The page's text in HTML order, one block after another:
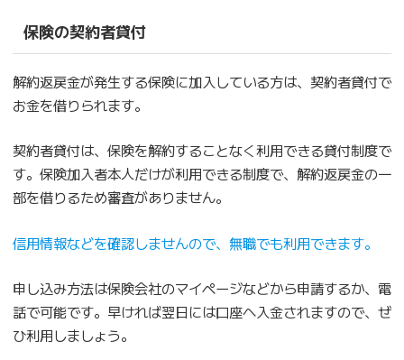
保険の契約者貸付
解約返戻金が発生する保険に加入している方は、契約者貸付で
お金を借りられます。
契約者貸付は、保険を解約することなく利用できる貸付制度で
す。保険加入者本人だけが利用できる制度で、解約返戻金の一
部を借りるため審査がありません。
信用情報などを確認しませんので、無職でも利用できます。
申し込み方法は保険会社のマイページなどから申請するか、電
話で可能です。早ければ翌日には口座へ入金されますので、ぜ
ひ利用しましょう。